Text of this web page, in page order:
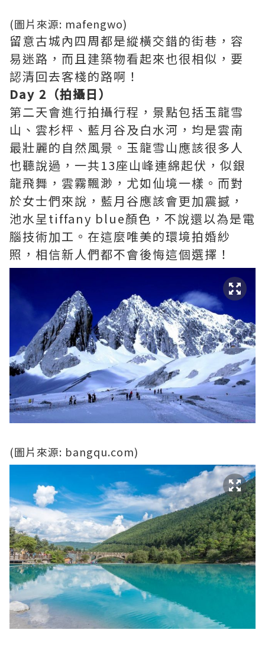
(圖片來源: mafengwo)
留意古城內四周都是縱橫交錯的街巷，容
易迷路，而且建築物看起來也很相似，要
認清回去客棧的路啊！
Day 2（拍攝日）
第二天會進行拍攝行程，景點包括玉龍雪
山、雲杉枰、藍月谷及白水河，均是雲南
最壯麗的自然風景。玉龍雪山應該很多人
也聽說過，一共13座山峰連綿起伏，似銀
龍飛舞，雲霧飄渺，尤如仙境一樣。而對
於女士們來說，藍月谷應該會更加震撼，
池水呈tiffany blue顏色，不說還以為是電
腦技術加工。在這麼唯美的環境拍婚紗
照，相信新人們都不會後悔這個選擇！
(圖片來源: bangqu.com)